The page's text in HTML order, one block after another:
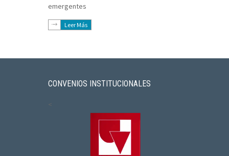
emergentes
Leer Más
CONVENIOS INSTITUCIONALES
<